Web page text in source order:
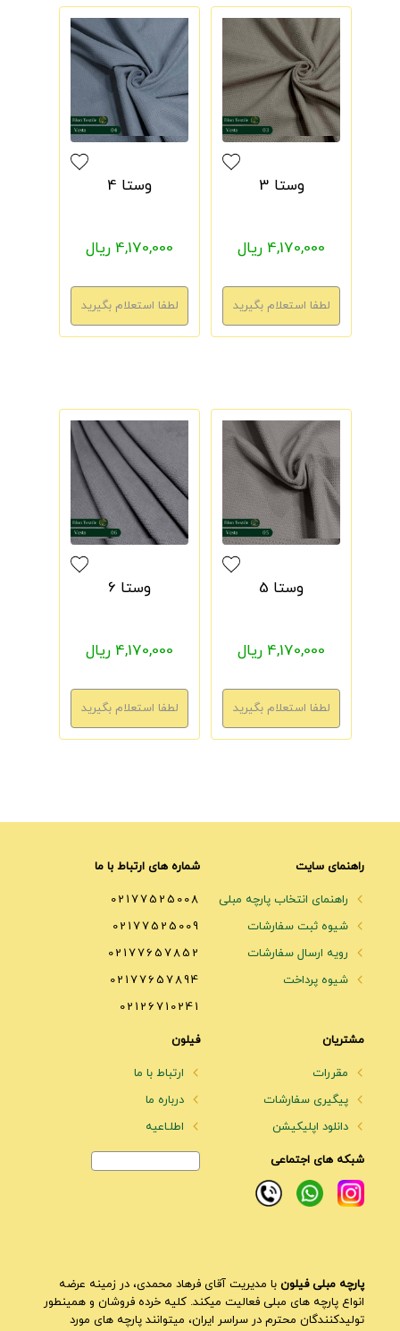
وستا 3
4,170,000 ریال
وستا 4
4,170,000 ریال
وستا 5
4,170,000 ریال
وستا 6
4,170,000 ریال
راهنمای سایت
راهنمای انتخاب پارچه مبلی
شیوه ثبت سفارشات
رویه ارسال سفارشات
شیوه پرداخت
شماره های ارتباط با ما
02177525008
02177525009
02177657852
02177657894
02126710241
مشتریان
مقررات
پیگیری سفارشات
دانلود اپلیکیشن
فیلون
ارتباط با ما
درباره ما
اطلـاعیه
شبکه های اجتماعی
پارچه مبلی فیلون با مدیریت آقای فرهاد محمدی، در زمینه عرضه
انواع پارچه های مبلی فعالیت میکند. کلیه خرده فروشان و همینطور
تولیدکنندگان محترم در سراسر ایران، میتوانند پارچه های مورد